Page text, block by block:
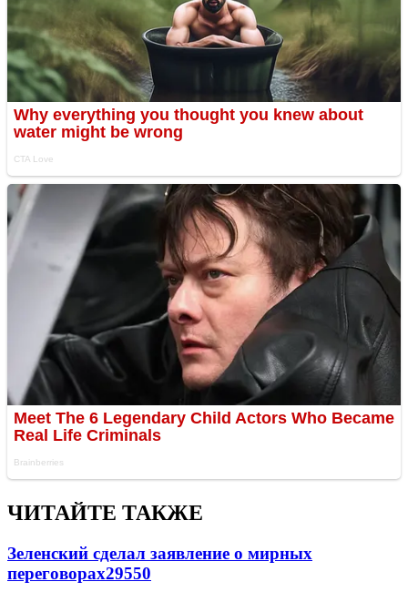
ЧИТАЙТЕ ТАКЖЕ
Зеленский сделал заявление о мирных
переговорах29550